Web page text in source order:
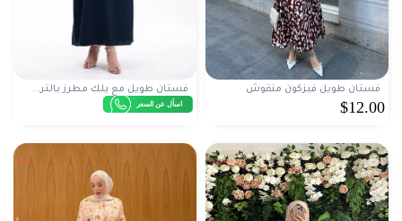
فستان طويل فيزكون منقوش
$12.00
فستان طويل مع يلك مطرز بالتر...
اسأل عن السعر